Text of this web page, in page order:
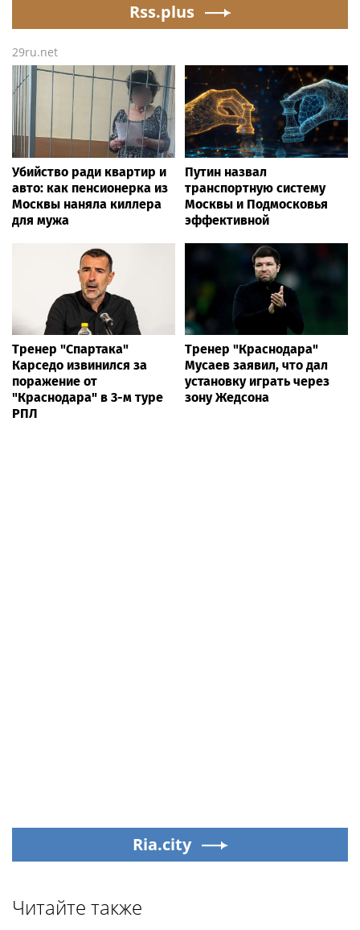
Rss.plus
29ru.net
Убийство ради квартир и
авто: как пенсионерка из
Москвы наняла киллера
для мужа
Путин назвал
транспортную систему
Москвы и Подмосковья
эффективной
Тренер "Спартака"
Карседо извинился за
поражение от
"Краснодара" в 3-м туре
РПЛ
Тренер "Краснодара"
Мусаев заявил, что дал
установку играть через
зону Жедсона
Ria.city
Читайте также